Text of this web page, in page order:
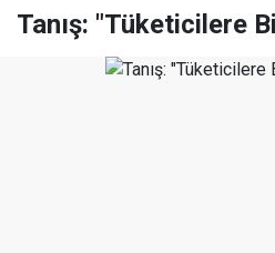
Tanış: "Tüketicilere